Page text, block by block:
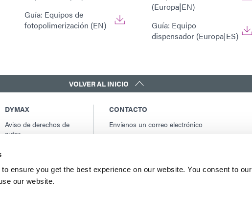
ensure you get the best experience on our website. You consent to our
our website.
Guía: Equipos de
fotopolimerización (EN)
(Europa|EN)
Guía: Equipo
dispensador (Europa|ES)
VOLVER AL INICIO
DYMAX
Aviso de derechos de
autor
Términos y condiciones
de compra
CONTACTO
Envíenos un correo electrónico